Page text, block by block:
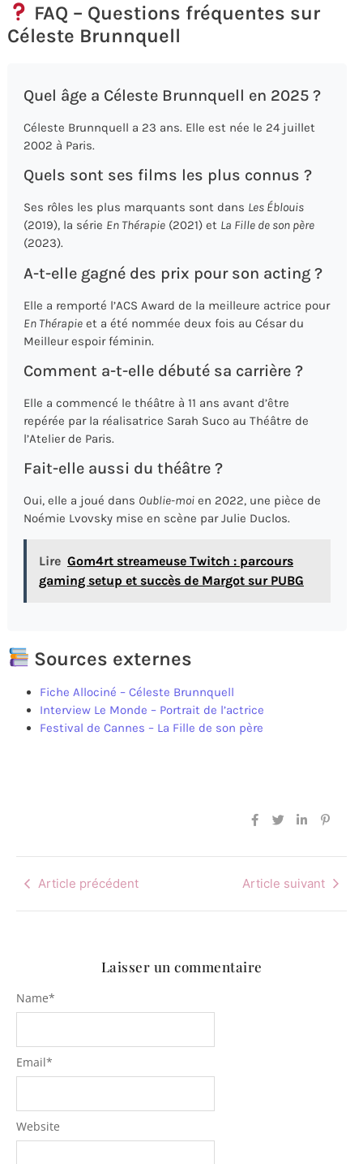
FAQ – Questions fréquentes sur
Céleste Brunnquell
Quel âge a Céleste Brunnquell en 2025 ?
Céleste Brunnquell a 23 ans. Elle est née le 24 juillet
2002 à Paris.
Quels sont ses films les plus connus ?
Ses rôles les plus marquants sont dans Les Éblouis
(2019), la série En Thérapie (2021) et La Fille de son père
(2023).
A-t-elle gagné des prix pour son acting ?
Elle a remporté l’ACS Award de la meilleure actrice pour
En Thérapie et a été nommée deux fois au César du
Meilleur espoir féminin.
Comment a-t-elle débuté sa carrière ?
Elle a commencé le théâtre à 11 ans avant d’être
repérée par la réalisatrice Sarah Suco au Théâtre de
l’Atelier de Paris.
Fait-elle aussi du théâtre ?
Oui, elle a joué dans Oublie-moi en 2022, une pièce de
Noémie Lvovsky mise en scène par Julie Duclos.
Lire Gom4rt streameuse Twitch : parcours
gaming setup et succès de Margot sur PUBG
Sources externes
Fiche Allociné – Céleste Brunnquell
Interview Le Monde – Portrait de l’actrice
Festival de Cannes – La Fille de son père
Article précédent Article suivant
Laisser un commentaire
Name*
Email*
Website